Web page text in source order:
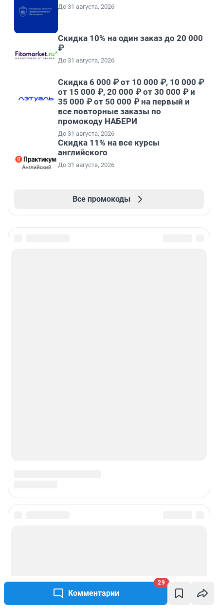
Комментарии
29
До 31 августа, 2026
Скидка 10% на один заказ до 20 000
₽
До 31 августа, 2026
Скидка 6 000 ₽ от 10 000 ₽, 10 000 ₽
от 15 000 ₽, 20 000 ₽ от 30 000 ₽ и
35 000 ₽ от 50 000 ₽ на первый и
все повторные заказы по
промокоду НАБЕРИ
До 31 августа, 2026
Скидка 11% на все курсы
английского
До 31 августа, 2026
Все промокоды